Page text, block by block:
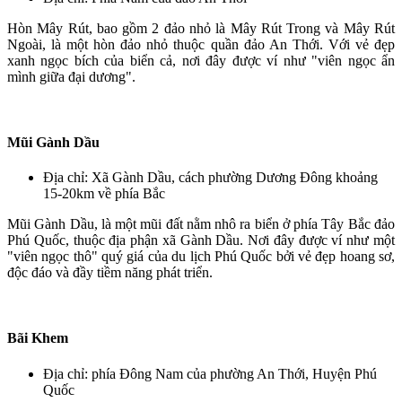
Hòn Mây Rút, bao gồm 2 đảo nhỏ là Mây Rút Trong và Mây Rút
Ngoài, là một hòn đảo nhỏ thuộc quần đảo An Thới. Với vẻ đẹp
xanh ngọc bích của biển cả, nơi đây được ví như "viên ngọc ẩn
mình giữa đại dương".
Mũi Gành Dầu
Địa chỉ: Xã Gành Dầu, cách phường Dương Đông khoảng
15-20km về phía Bắc
Mũi Gành Dầu, là một mũi đất nằm nhô ra biển ở phía Tây Bắc đảo
Phú Quốc, thuộc địa phận xã Gành Dầu. Nơi đây được ví như một
"viên ngọc thô" quý giá của du lịch Phú Quốc bởi vẻ đẹp hoang sơ,
độc đáo và đầy tiềm năng phát triển.
Bãi Khem
Địa chỉ: phía Đông Nam của phường An Thới, Huyện Phú
Quốc